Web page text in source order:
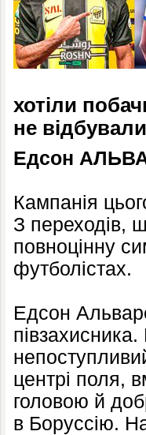
хотіли
не
Едсон
Кампанія
З переходів,
повноцінну
футболістах.
Едсон
центрі поля,
головою й
в Боруссію.